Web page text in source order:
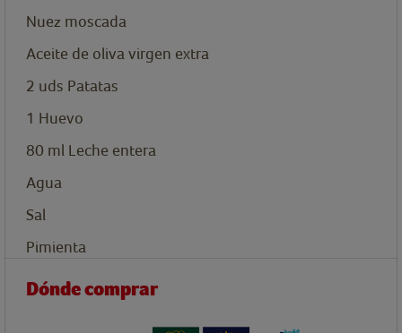
Nuez moscada
Aceite de oliva virgen extra
2 uds Patatas
1 Huevo
80 ml Leche entera
Agua
Sal
Pimienta
Dónde comprar